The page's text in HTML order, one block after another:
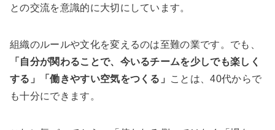
との交流を意識的に大切にしています。
組織のルールや文化を変えるのは至難の業です。でも、
「自分が関わることで、今いるチームを少しでも楽しく
する」「働きやすい空気をつくる」
ことは、40代からで
も十分にできます。